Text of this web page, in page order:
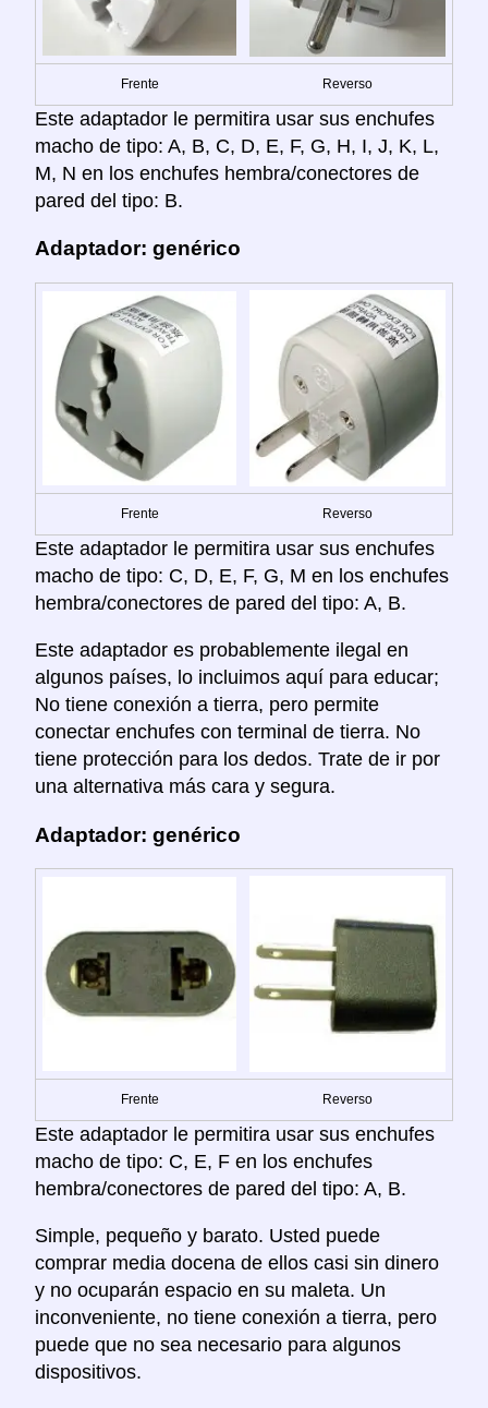
Frente Reverso
Este adaptador le permitira usar sus enchufes
macho de tipo: A, B, C, D, E, F, G, H, I, J, K, L,
M, N en los enchufes hembra/conectores de
pared del tipo: B.
Adaptador: genérico
Frente Reverso
Este adaptador le permitira usar sus enchufes
macho de tipo: C, D, E, F, G, M en los enchufes
hembra/conectores de pared del tipo: A, B.
Este adaptador es probablemente ilegal en
algunos países, lo incluimos aquí para educar;
No tiene conexión a tierra, pero permite
conectar enchufes con terminal de tierra. No
tiene protección para los dedos. Trate de ir por
una alternativa más cara y segura.
Adaptador: genérico
Frente Reverso
Este adaptador le permitira usar sus enchufes
macho de tipo: C, E, F en los enchufes
hembra/conectores de pared del tipo: A, B.
Simple, pequeño y barato. Usted puede
comprar media docena de ellos casi sin dinero
y no ocuparán espacio en su maleta. Un
inconveniente, no tiene conexión a tierra, pero
puede que no sea necesario para algunos
dispositivos.